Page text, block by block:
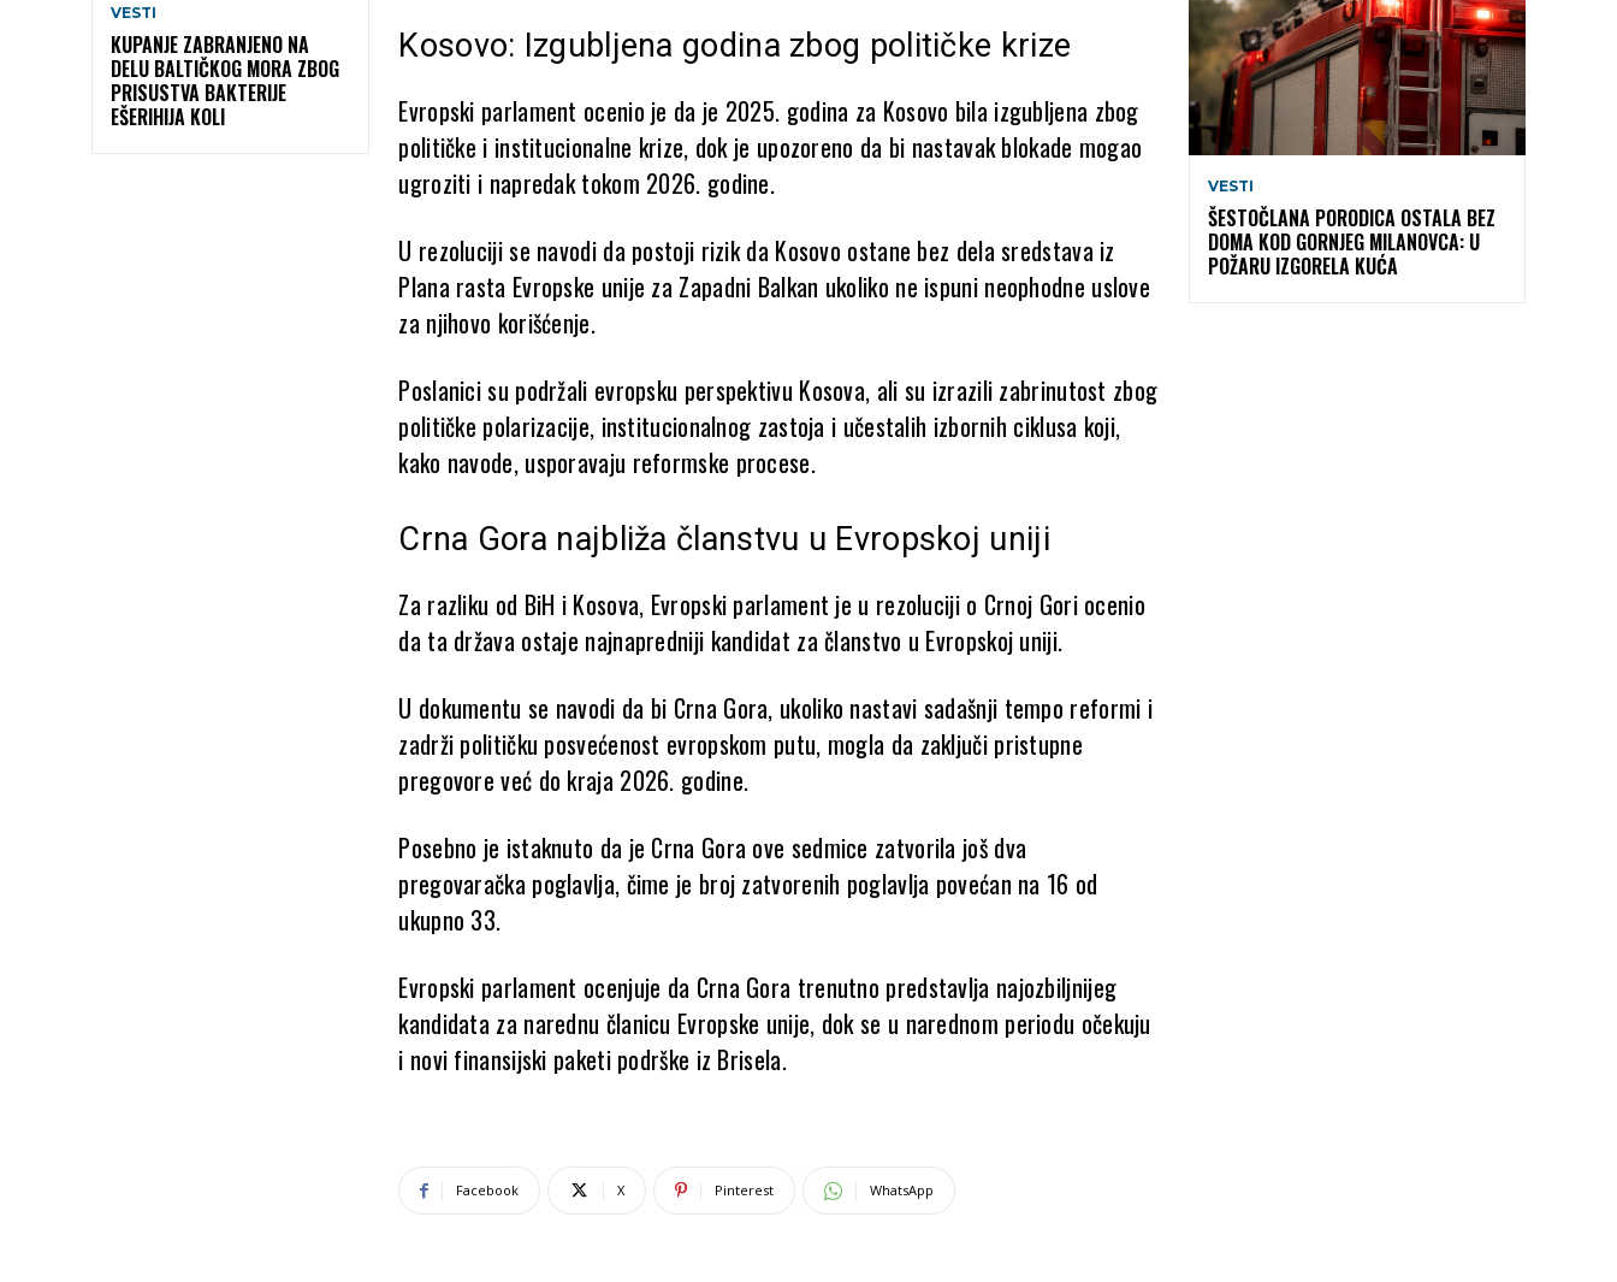
VESTI
KUPANJE ZABRANJENO NA
DELU BALTIČKOG MORA ZBOG
PRISUSTVA BAKTERIJE
EŠERIHIJA KOLI
Kosovo: Izgubljena godina zbog političke krize
Evropski parlament ocenio je da je 2025. godina za Kosovo bila izgubljena zbog
političke i institucionalne krize, dok je upozoreno da bi nastavak blokade mogao
ugroziti i napredak tokom 2026. godine.
U rezoluciji se navodi da postoji rizik da Kosovo ostane bez dela sredstava iz
Plana rasta Evropske unije za Zapadni Balkan ukoliko ne ispuni neophodne uslove
za njihovo korišćenje.
Poslanici su podržali evropsku perspektivu Kosova, ali su izrazili zabrinutost zbog
političke polarizacije, institucionalnog zastoja i učestalih izbornih ciklusa koji,
kako navode, usporavaju reformske procese.
Crna Gora najbliža članstvu u Evropskoj uniji
Za razliku od BiH i Kosova, Evropski parlament je u rezoluciji o Crnoj Gori ocenio
da ta država ostaje najnapredniji kandidat za članstvo u Evropskoj uniji.
U dokumentu se navodi da bi Crna Gora, ukoliko nastavi sadašnji tempo reformi i
zadrži političku posvećenost evropskom putu, mogla da zaključi pristupne
pregovore već do kraja 2026. godine.
Posebno je istaknuto da je Crna Gora ove sedmice zatvorila još dva
pregovaračka poglavlja, čime je broj zatvorenih poglavlja povećan na 16 od
ukupno 33.
Evropski parlament ocenjuje da Crna Gora trenutno predstavlja najozbiljnijeg
kandidata za narednu članicu Evropske unije, dok se u narednom periodu očekuju
i novi finansijski paketi podrške iz Brisela.
Facebook X Pinterest WhatsApp
VESTI
ŠESTOČLANA PORODICA OSTALA BEZ
DOMA KOD GORNJEG MILANOVCA: U
POŽARU IZGORELA KUĆA